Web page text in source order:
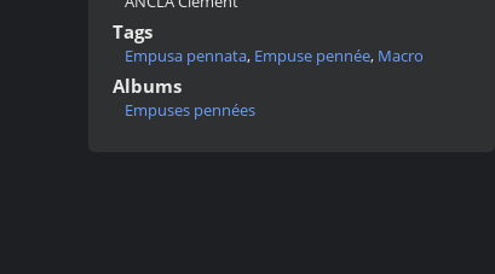
Tags
Empusa pennata, Empuse pennée, Macro
Albums
Empuses pennées